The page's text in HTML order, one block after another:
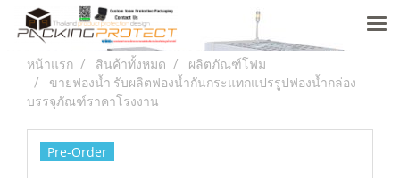
หน้าแรก สินค้าทั้งหมด
ผลิตภัณฑ์โฟม
ขายฟองน้ำ รับผลิตฟองน้ำกันกระแทกแปรรูปฟองน้ำกล่อง
บรรจุภัณฑ์ราคาโรงงาน
Pre-Order